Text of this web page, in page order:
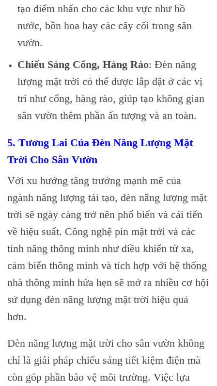
tạo điểm nhấn cho các khu vực như hồ
nước, bồn hoa hay các cây cối trong sân
vườn.
Chiếu Sáng Cổng, Hàng Rào: Đèn năng
lượng mặt trời có thể được lắp đặt ở các vị
trí như cổng, hàng rào, giúp tạo không gian
sân vườn thêm phần ấn tượng và an toàn.
5. Tương Lai Của Đèn Năng Lượng Mặt
Trời Cho Sân Vườn
Với xu hướng tăng trưởng mạnh mẽ của
ngành năng lượng tái tạo, đèn năng lượng mặt
trời sẽ ngày càng trở nên phổ biến và cải tiến
về hiệu suất. Công nghệ pin mặt trời và các
tính năng thông minh như điều khiển từ xa,
cảm biến thông minh và tích hợp với hệ thống
nhà thông minh hứa hẹn sẽ mở ra nhiều cơ hội
sử dụng đèn năng lượng mặt trời hiệu quả
hơn.
Đèn năng lượng mặt trời cho sân vườn không
chỉ là giải pháp chiếu sáng tiết kiệm điện mà
còn góp phần bảo vệ môi trường. Việc lựa